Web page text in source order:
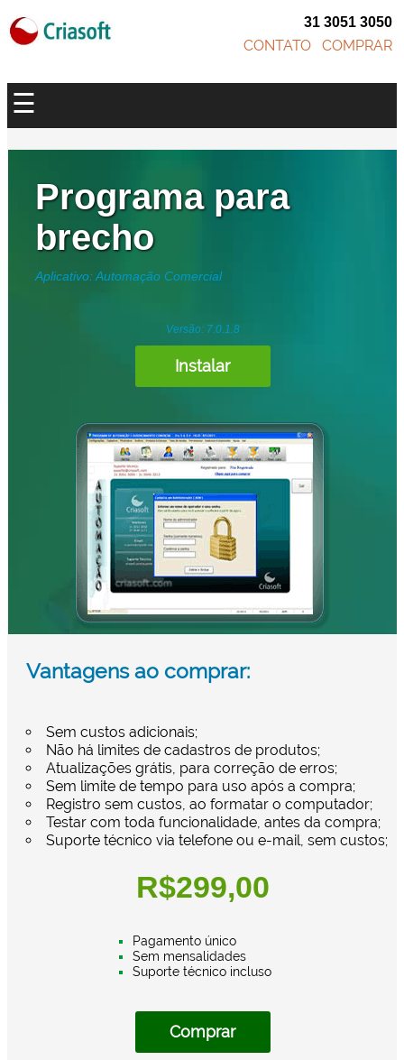
31 3051 3050
CONTATO COMPRAR
☰
Programa para
brecho
Aplicativo: Automação Comercial
Versão: 7.0.1.8
Instalar
Vantagens ao comprar:
Sem custos adicionais;
Não há limites de cadastros de produtos;
Atualizações grátis, para correção de erros;
Sem limite de tempo para uso após a compra;
Registro sem custos, ao formatar o computador;
Testar com toda funcionalidade, antes da compra;
Suporte técnico via telefone ou e-mail, sem custos;
R$299,00
Pagamento único
Sem mensalidades
Suporte técnico incluso
Comprar